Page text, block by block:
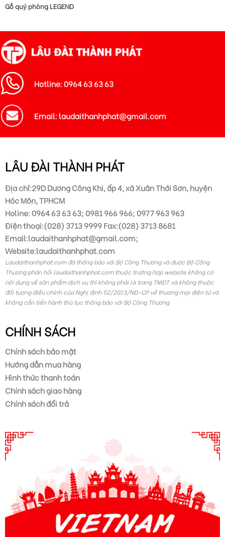
Gỗ quý phòng LEGEND
Hotline: 0964 63 63 63
Email: laudaithanhphat@gmail.com
LÂU ĐÀI THÀNH PHÁT
Địa chỉ:29D Dương Công Khi, ấp 4, xã Xuân Thới Sơn, huyện
Hóc Môn, TPHCM
Holine: 0964 63 63 63; 0981 966 966; 0977 963 963
Điện thoại:(028) 3713 9999 Fax:(028) 3713 8681
Email:laudaithanhphat@gmail.com;
Website:laudaithanhphat.com
Laudaithanhphat.com đã thông báo với Bộ Công Thương và được Bộ Công
Thương phản hồi laudaithanhphat.com thuộc trường hợp website không có
nội dung về sản phẩm dịch vụ thì không phải là trang TMĐT và không thuộc
đối tượng điều chỉnh của Nghị định 52/2013/NĐ-CP về thương mại điện tử và
không cần tiến hành thủ tục thông báo với Bộ Công Thương
CHÍNH SÁCH
Chính sách bảo mật
Hướng dẫn mua hàng
Hình thức thanh toán
Chính sách giao hàng
Chính sách đổi trả